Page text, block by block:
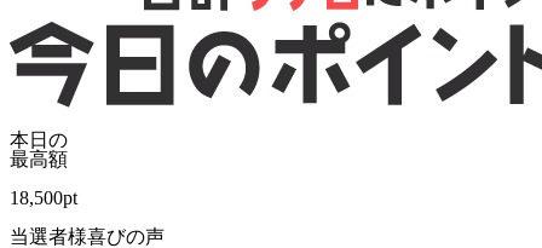
本日の
最高額
18,500pt
当選者様喜びの声